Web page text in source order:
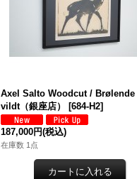
Axel Salto Woodcut /
vildt（銀座店）
[684-H2]
187,000円(税込)
在庫数 1点